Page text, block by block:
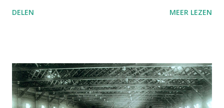
gewoontes: geen nood, ik heb een goed excuus voor je.
Januari en februari zijn de ergste maanden. Wat, zeg je
verbijsterd, waarom schrijf ik dit dan nu pas, eind februari?
Ehh, ik voelde me de voorbije maanden te moe. --Wat is
DELEN MEER LEZEN